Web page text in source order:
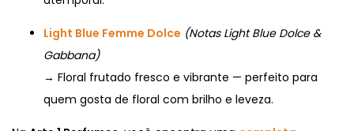
Light Blue Femme Dolce (Notas Light Blue Dolce &
Gabbana)
→ Floral frutado fresco e vibrante — perfeito para
quem gosta de floral com brilho e leveza.